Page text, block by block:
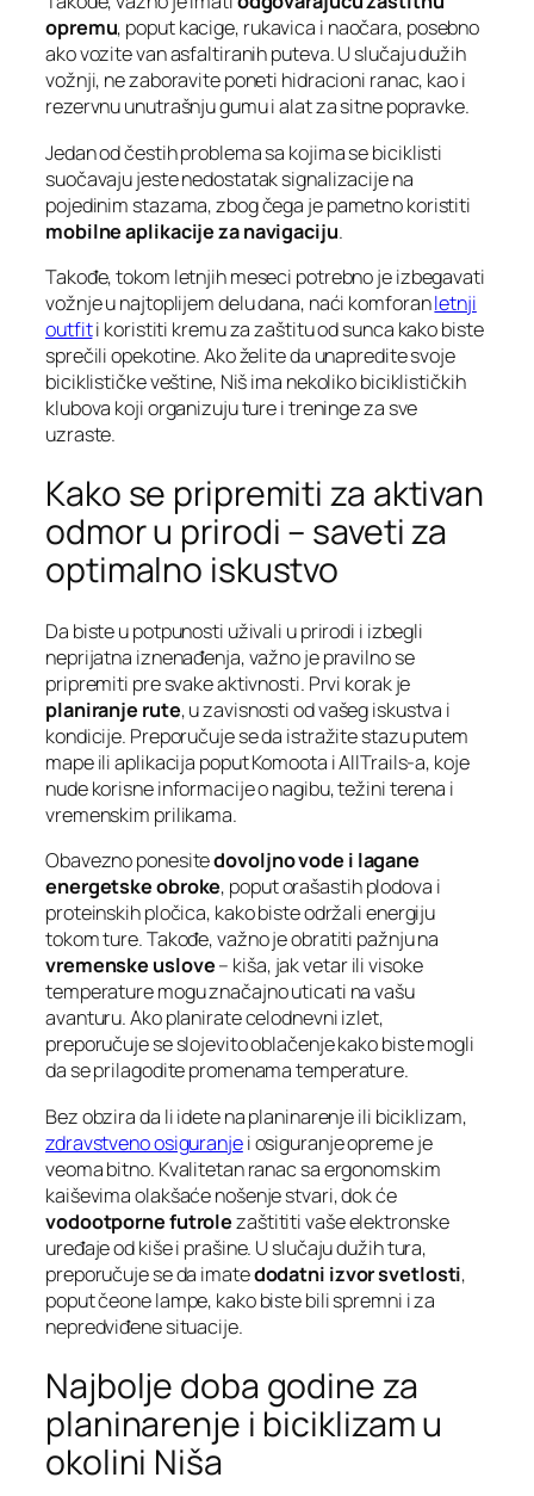
opremu, poput kacige, rukavica i naočara, posebno
ako vozite van asfaltiranih puteva. U slučaju dužih
vožnji, ne zaboravite poneti hidracioni ranac, kao i
rezervnu unutrašnju gumu i alat za sitne popravke.
Jedan od čestih problema sa kojima se biciklisti
suočavaju jeste nedostatak signalizacije na
pojedinim stazama, zbog čega je pametno koristiti
mobilne aplikacije za navigaciju.
Takođe, tokom letnjih meseci potrebno je izbegavati
vožnje u najtoplijem delu dana, naći komforanletnji
outfiti koristiti kremu za zaštitu od sunca kako biste
sprečili opekotine. Ako želite da unapredite svoje
biciklističke veštine, Niš ima nekoliko biciklističkih
klubova koji organizuju ture i treninge za sve
uzraste.
Kako se pripremiti za aktivan
odmor u prirodi – saveti za
optimalno iskustvo
Da biste u potpunosti uživali u prirodi i izbegli
neprijatna iznenađenja, važno je pravilno se
pripremiti pre svake aktivnosti. Prvi korak je
planiranje rute, u zavisnosti od vašeg iskustva i
kondicije. Preporučuje se da istražite stazu putem
mape ili aplikacija poput Komoota i AllTrails-a, koje
nude korisne informacije o nagibu, težini terena i
vremenskim prilikama.
Obavezno ponesitedovoljno vode i lagane
energetske obroke, poput orašastih plodova i
proteinskih pločica, kako biste održali energiju
tokom ture. Takođe, važno je obratiti pažnju na
vremenske uslove– kiša, jak vetar ili visoke
temperature mogu značajno uticati na vašu
avanturu. Ako planirate celodnevni izlet,
preporučuje se slojevito oblačenje kako biste mogli
da se prilagodite promenama temperature.
Bez obzira da li idete na planinarenje ili biciklizam,
zdravstveno osiguranjei osiguranje opreme je
veoma bitno. Kvalitetan ranac sa ergonomskim
kaiševima olakšaće nošenje stvari, dok će
vodootporne futrolezaštititi vaše elektronske
uređaje od kiše i prašine. U slučaju dužih tura,
preporučuje se da imatedodatni izvor svetlosti,
poput čeone lampe, kako biste bili spremni i za
nepredviđene situacije.
Najbolje doba godine za
planinarenje i biciklizam u
okolini Niša